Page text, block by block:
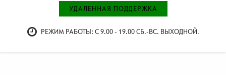
УДАЛЕННАЯ ПОДДЕРЖКА
РЕЖИМ РАБОТЫ: С 9.00 - 19.00 СБ.-ВС. ВЫХОДНОЙ.